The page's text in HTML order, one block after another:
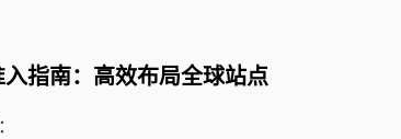
指南：高效布局全球站点